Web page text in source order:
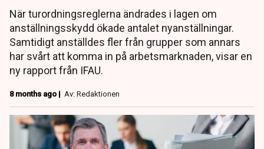
När turordningsreglerna ändrades i lagen om
anställningsskydd ökade antalet nyanställningar.
Samtidigt anställdes fler från grupper som annars
har svårt att komma in på arbetsmarknaden, visar en
ny rapport från IFAU.
8 months ago | Av: Redaktionen